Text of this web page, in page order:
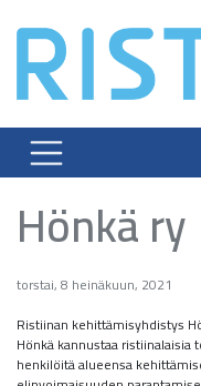
content
Hönkä ry
torstai, 8 heinäkuun, 2021
Ristiinan kehittämisyhdistys
Hönkä kannustaa
henkilöitä alueensa